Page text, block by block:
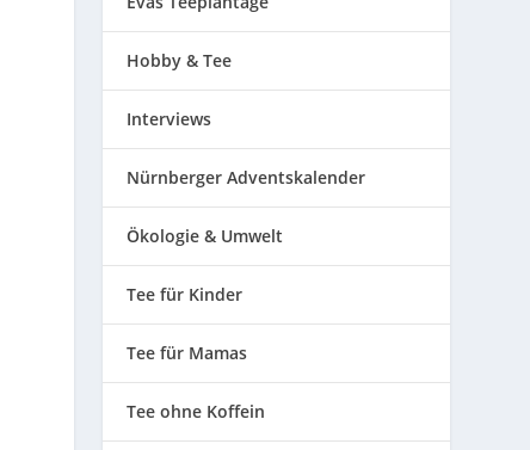
Hobby & Tee
Interviews
Nürnberger Adventskalender
Ökologie & Umwelt
Tee für Kinder
Tee für Mamas
Tee ohne Koffein